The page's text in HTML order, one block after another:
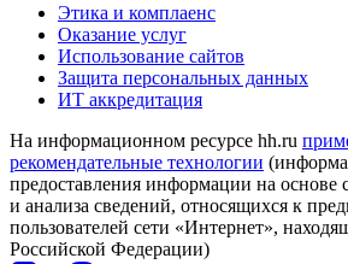
Этика и комплаенс
Оказание услуг
Использование сайтов
Защита персональных данных
ИТ аккредитация
На информационном ресурсе hh.ru
рекомендательные технологии
предоставления информации на основе
и анализа сведений, относящихся к
пользователей сети «Интернет»,
Российской Федерации)